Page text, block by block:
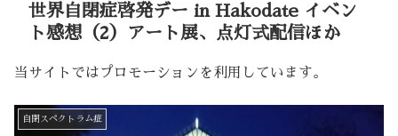
世界自閉症啓発デー in Hakodate イベン
ト感想（2）アート展、点灯式配信ほか
当サイトではプロモーションを利用しています。
自閉スペクトラム症